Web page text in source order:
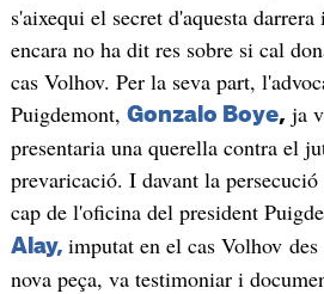
s'aixequi el secret d'aquesta
encara no ha dit res sobre si cal
cas Volhov. Per la seva part,
Puigdemont, Gonzalo Boye, ja
presentaria una querella contra el
prevaricació. I davant la
cap de l'oficina del president
Alay, imputat en el cas Volhov
nova peça, va testimoniar i